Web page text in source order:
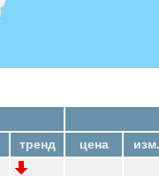
тренд цена изм.